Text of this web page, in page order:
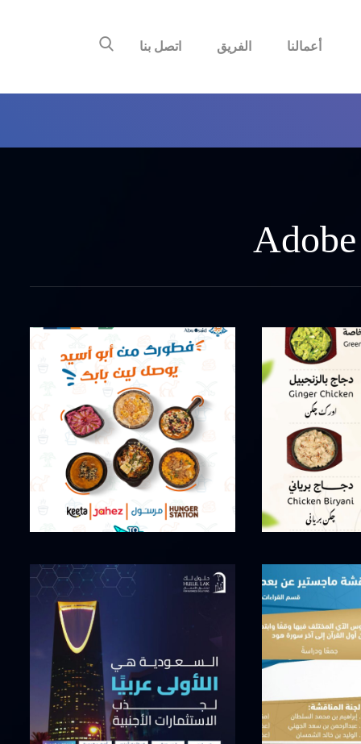
أعمالنا الفريق اتصل بنا
أبريل 5, 2026